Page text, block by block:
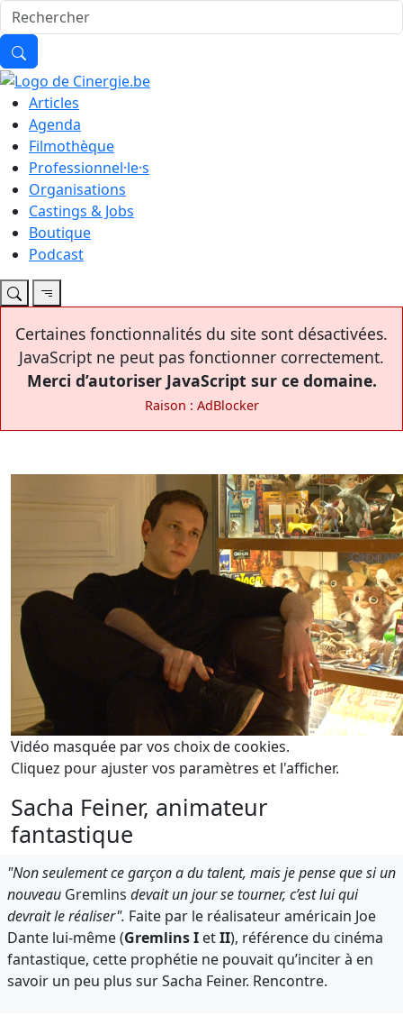
Articles
Agenda
Filmothèque
Professionnel·le·s
Organisations
Castings & Jobs
Boutique
Podcast
Certaines fonctionnalités du site sont désactivées.
JavaScript ne peut pas fonctionner correctement.
Merci d’autoriser JavaScript sur ce domaine.
Raison : AdBlocker
Vidéo masquée par vos choix de cookies.
Cliquez pour ajuster vos paramètres et l'afficher.
Sacha Feiner, animateur
fantastique
"Non seulement ce garçon a du talent, mais je pense que si un
nouveau Gremlins devait un jour se tourner, c’est lui qui
devrait le réaliser". Faite par le réalisateur américain Joe
Dante lui-même (Gremlins I etII), référence du cinéma
fantastique, cette prophétie ne pouvait qu’inciter à en
savoir un peu plus sur Sacha Feiner. Rencontre.